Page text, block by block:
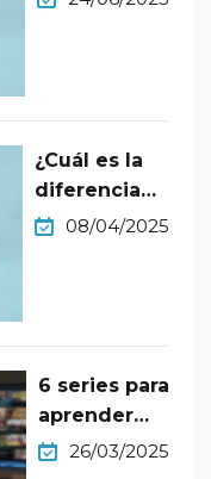
¿Cuál es la
diferencia
entre claw y
08/04/2025
6 series para
aprender
inglés nivel
26/03/2025